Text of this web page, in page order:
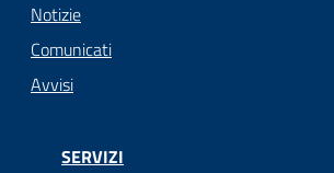
Notizie
Comunicati
Avvisi
SERVIZI